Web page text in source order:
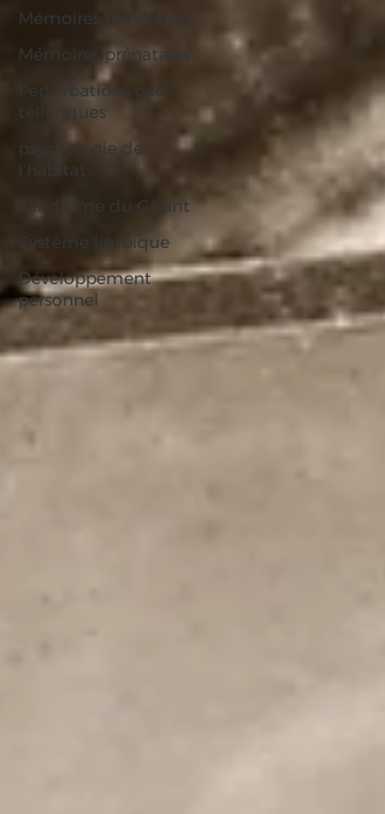
Mémoires familiales
Mémoires prénatales
Perturbations géo-
telluriques
psychologie de
l'habitat
Syndrome du Gisant
Système limbique
Développement
personnel